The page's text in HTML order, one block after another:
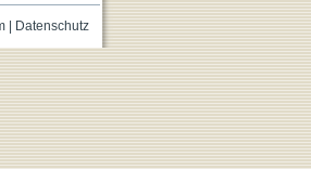
| Datenschutz